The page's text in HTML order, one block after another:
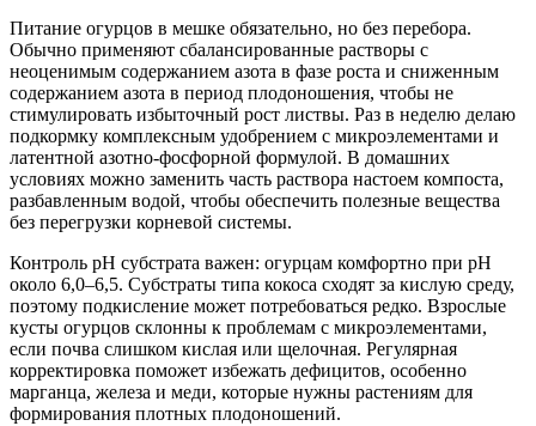
Питание огурцов в мешке обязательно, но без перебора.
Обычно применяют сбалансированные растворы с
неоценимым содержанием азота в фазе роста и сниженным
содержанием азота в период плодоношения, чтобы не
стимулировать избыточный рост листвы. Раз в неделю делаю
подкормку комплексным удобрением с микроэлементами и
латентной азотно-фосфорной формулой. В домашних
условиях можно заменить часть раствора настоем компоста,
разбавленным водой, чтобы обеспечить полезные вещества
без перегрузки корневой системы.
Контроль pH субстрата важен: огурцам комфортно при pH
около 6,0–6,5. Субстраты типа кокоса сходят за кислую среду,
поэтому подкисление может потребоваться редко. Взрослые
кусты огурцов склонны к проблемам с микроэлементами,
если почва слишком кислая или щелочная. Регулярная
корректировка поможет избежать дефицитов, особенно
марганца, железа и меди, которые нужны растениям для
формирования плотных плодоношений.